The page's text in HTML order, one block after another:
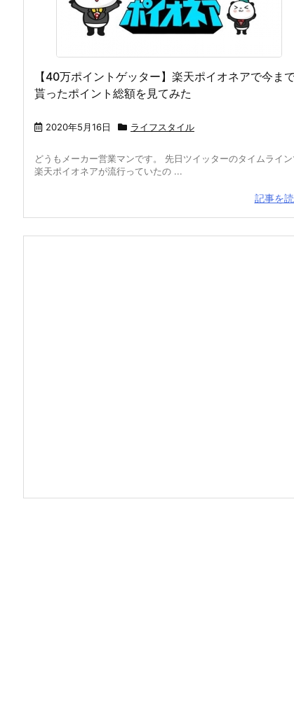
【40万ポイントゲッター】楽天ポイオネアで今ま
貰ったポイント総額を見てみた
2020年5月16日 ライフスタイル
どうもメーカー営業マンです。 先日ツイッターのタイムライ
楽天ポイオネアが流行っていたの ...
記事を